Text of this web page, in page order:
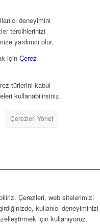
deneyimini
tercihlerinizi
yardımcı olur.
için Çerez
türlerini kabul
kullanabilirsiniz.
Çerezleri Yönet
Çerezleri, web sitelerimizi
kullanıcı deneyiminizi
için kullanıyoruz.